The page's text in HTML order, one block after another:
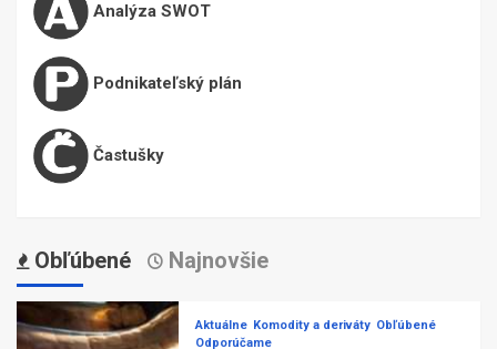
Analýza SWOT
Podnikateľský plán
Častušky
Obľúbené Najnovšie
Aktuálne Komodity a deriváty Obľúbené
Odporúčame